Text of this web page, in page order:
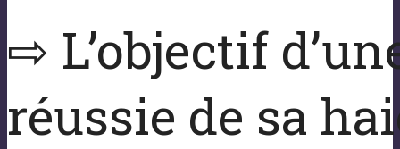
⇨ L’objectif
réussie de sa